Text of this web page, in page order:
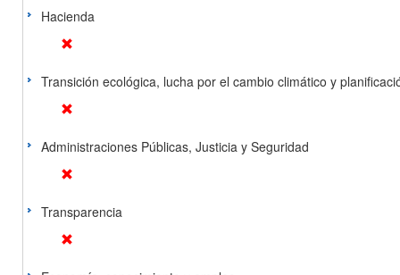
Hacienda
Transición ecológica, lucha por el cambio climático y
Administraciones Públicas, Justicia y Seguridad
Transparencia